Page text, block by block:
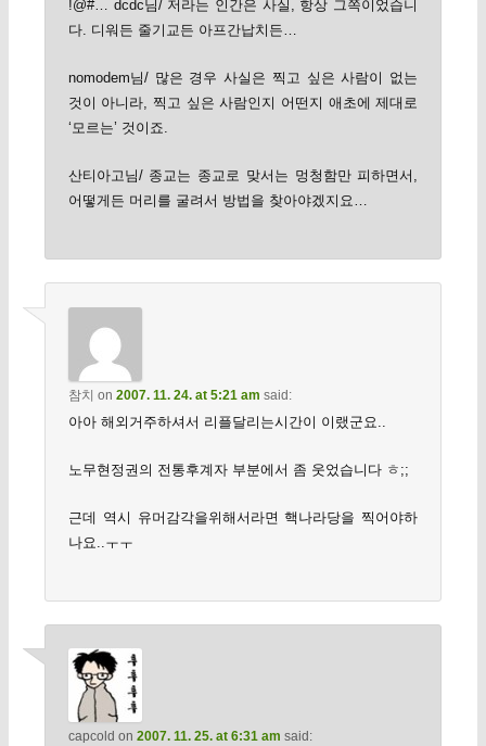
!@#… dcdc님/ 저라는 인간은 사실, 항상 그쪽이었습니
다. 디워든 줄기교든 아프간납치든…
nomodem님/ 많은 경우 사실은 찍고 싶은 사람이 없는
것이 아니라, 찍고 싶은 사람인지 어떤지 애초에 제대로
‘모르는’ 것이죠.
산티아고님/ 종교는 종교로 맞서는 멍청함만 피하면서,
어떻게든 머리를 굴려서 방법을 찾아야겠지요…
참치 on 2007. 11. 24. at 5:21 am said:
아아 해외거주하셔서 리플달리는시간이 이랬군요..
노무현정권의 전통후계자 부분에서 좀 웃었습니다 ㅎ;;
근데 역시 유머감각을위해서라면 핵나라당을 찍어야하
나요..ㅜㅜ
capcold on 2007. 11. 25. at 6:31 am said: